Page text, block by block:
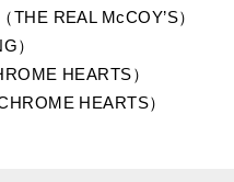
THE REAL McCOY’S）
）
HEARTS）
HEARTS）